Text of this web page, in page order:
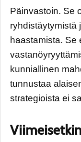
Päinvastoin. Se
ryhdistäytymistä
haastamista. Se
kunniallinen
tunnustaa
strategioista ei